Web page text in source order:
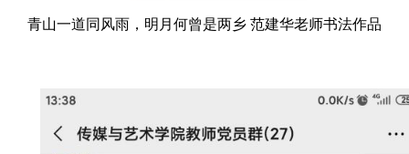
青山一道同风雨，明月何曾是两乡 范建华老师书法作品